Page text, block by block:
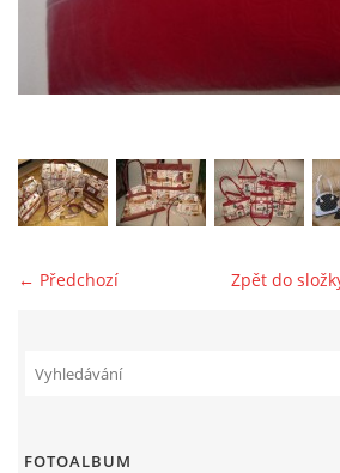
jk-
← Předchozí Zpět do
FOTOALBUM